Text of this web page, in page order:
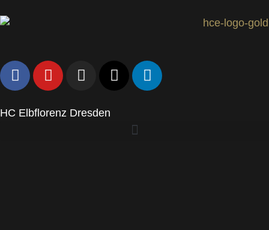
HC Elbflorenz Dresden